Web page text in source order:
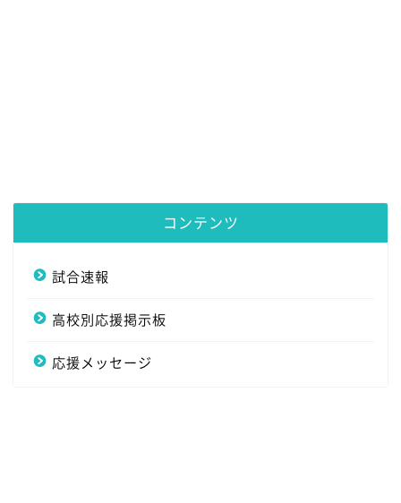
コンテンツ
試合速報
高校別応援掲示板
応援メッセージ